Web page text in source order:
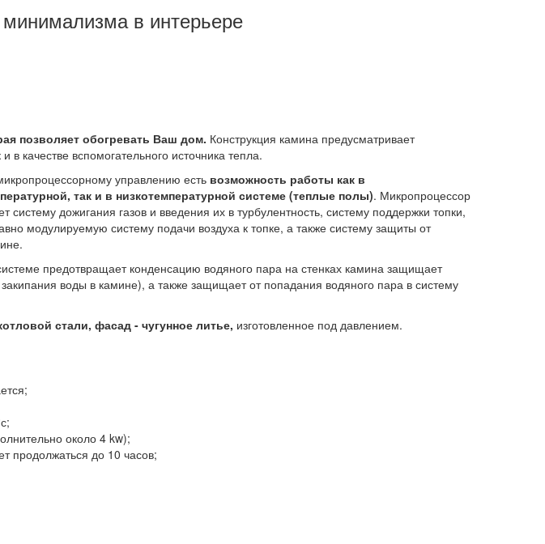
в интерьере
позволяет обогревать Ваш дом. Конструкция камина предусматривает
качестве вспомогательного источника тепла.
управлению есть возможность работы как в
так и в низкотемпературной системе (теплые полы). Микропроцессор
систему дожигания газов и введения их в турбулентность, систему поддержки топки,
модулируемую систему подачи воздуха к топке, а также систему защиты от
предотвращает конденсацию водяного пара на стенках камина защищает
воды в камине), а также защищает от попадания водяного пара в систему
стали, фасад - чугунное литье, изготовленное под давлением.
около 4 kw);
продолжаться до 10 часов;